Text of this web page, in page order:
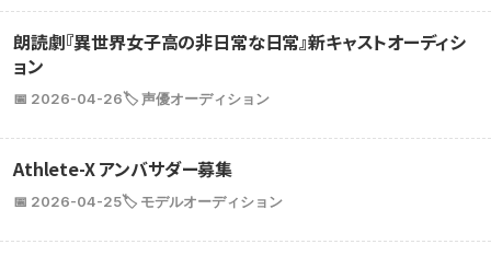
朗読劇『異世界女子高の非日常な日常』新キャストオーディシ
ョン
📅 2026-04-26🏷️ 声優オーディション
Athlete-X アンバサダー募集
📅 2026-04-25🏷️ モデルオーディション